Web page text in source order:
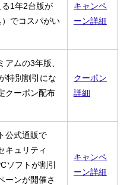
1年2台版が
でコスパがい
キャンペ
ーン詳細
アムの3年版、
特別割引にな
クーポン配布
クーポン
詳細
公式通販で
キュリティ
ソフトが割引
ーンが開催さ
キャンペ
ーン詳細